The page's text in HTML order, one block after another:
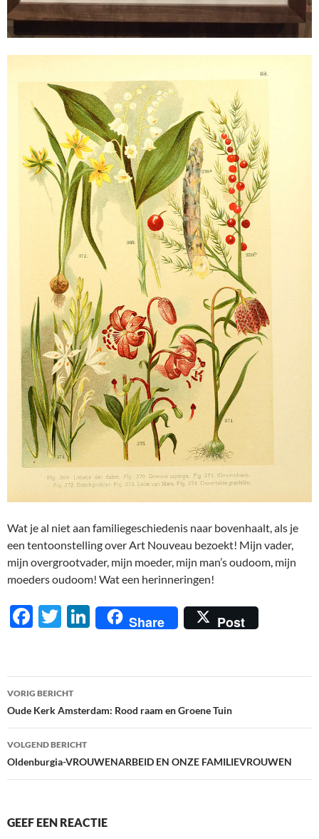
Wat je al niet aan familiegeschiedenis naar bovenhaalt, als je
een tentoonstelling over Art Nouveau bezoekt! Mijn vader,
mijn overgrootvader, mijn moeder, mijn man’s oudoom, mijn
moeders oudoom! Wat een herinneringen!
F
b
o
o
k
T
er
Li
n
e
dI
n
Share Post
Berichtnavigatie
VORIG BERICHT
Oude Kerk Amsterdam: Rood raam en Groene Tuin
VOLGEND BERICHT
Oldenburgia-VROUWENARBEID EN ONZE FAMILIEVROUWEN
GEEF EEN REACTIE